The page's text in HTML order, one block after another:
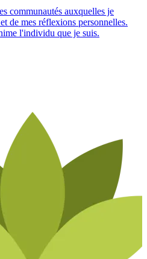
communautés auxquelles je
de mes réflexions personnelles.
l'individu que je suis.